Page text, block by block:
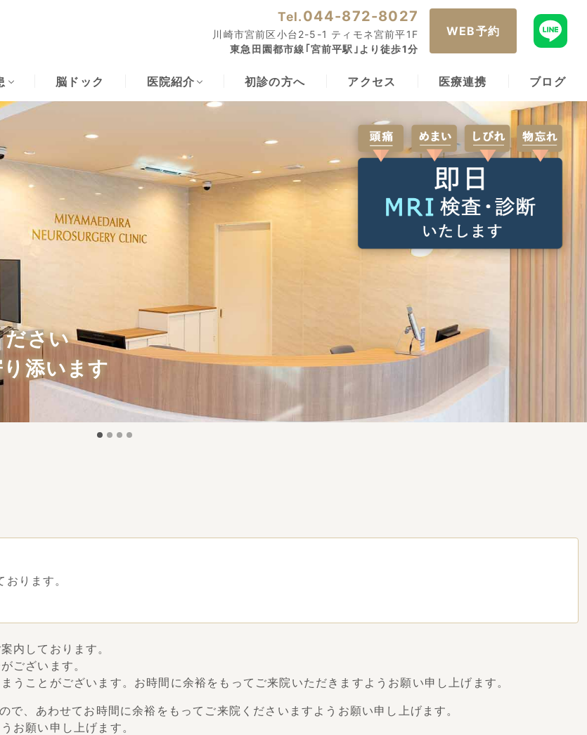
Tel.044-872-8027
川崎市宮前区小台2-5-1 ティモネ宮前平1F
東急田園都市線｢宮前平駅｣より徒歩1分
WEB予約
脳ドック 医院紹介 初診の方へ アクセス 医療連携 ブログ
ださい
添います
ります。
内しております。
ございます。
ことがございます。お時間に余裕をもってご来院いただきますようお願い申し上げます。
、あわせてお時間に余裕をもってご来院くださいますようお願い申し上げます。
お願い申し上げます。